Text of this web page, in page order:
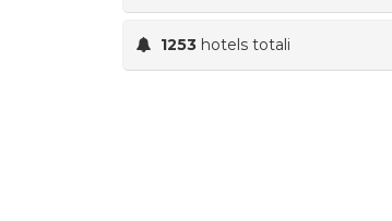
1253 hotels totali